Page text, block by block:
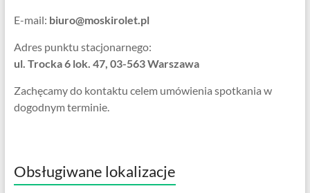
E-mail: biuro@moskirolet.pl
Adres punktu stacjonarnego:
ul. Trocka 6 lok. 47, 03-563 Warszawa
Zachęcamy do kontaktu celem umówienia spotkania w
dogodnym terminie.
Obsługiwane lokalizacje